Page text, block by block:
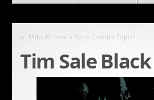
« Mike Krome à Paris Comics Expo !
Tim Sale